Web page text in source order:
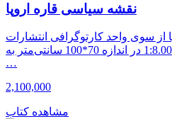
نقشه سیاسی قاره اروپا
از سوی واحد کارتوگرافی انتشارات
ایرانشناسی در مقیاس 1:8.000.000 در اندازه 70*100 سانتی‌متر به
…
2,100,000
مشاهده کتاب